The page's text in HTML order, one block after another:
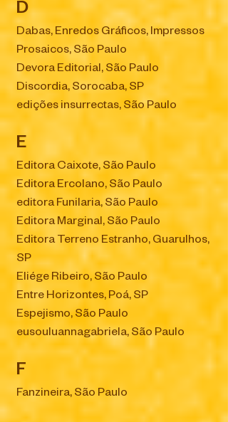
D
Dabas, Enredos Gráficos, Impressos
Prosaicos, São Paulo
Devora Editorial, São Paulo
Discordia, Sorocaba, SP
edições insurrectas, São Paulo
E
Editora Caixote, São Paulo
Editora Ercolano, São Paulo
editora Funilaria, São Paulo
Editora Marginal, São Paulo
Editora Terreno Estranho, Guarulhos,
SP
Eliége Ribeiro, São Paulo
Entre Horizontes, Poá, SP
Espejismo, São Paulo
eusouluannagabriela, São Paulo
F
Fanzineira, São Paulo